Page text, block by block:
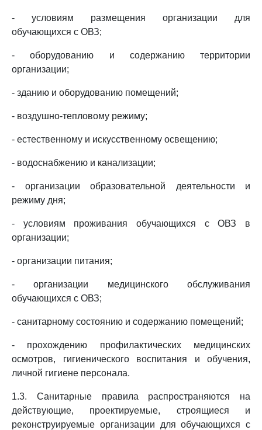
- условиям размещения организации для
обучающихся с ОВЗ;
- оборудованию и содержанию территории
организации;
- зданию и оборудованию помещений;
- воздушно-тепловому режиму;
- естественному и искусственному освещению;
- водоснабжению и канализации;
- организации образовательной деятельности и
режиму дня;
- условиям проживания обучающихся с ОВЗ в
организации;
- организации питания;
- организации медицинского обслуживания
обучающихся с ОВЗ;
- санитарному состоянию и содержанию помещений;
- прохождению профилактических медицинских
осмотров, гигиенического воспитания и обучения,
личной гигиене персонала.
1.3. Санитарные правила распространяются на
действующие, проектируемые, строящиеся и
реконструируемые организации для обучающихся с